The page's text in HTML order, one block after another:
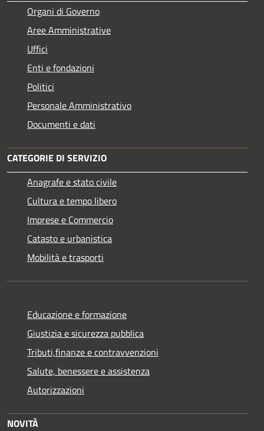
Organi di Governo
Aree Amministrative
Uffici
Enti e fondazioni
Politici
Personale Amministrativo
Documenti e dati
CATEGORIE DI SERVIZIO
Anagrafe e stato civile
Cultura e tempo libero
Imprese e Commercio
Catasto e urbanistica
Mobilità e trasporti
Educazione e formazione
Giustizia e sicurezza pubblica
Tributi,finanze e contravvenzioni
Salute, benessere e assistenza
Autorizzazioni
NOVITÀ